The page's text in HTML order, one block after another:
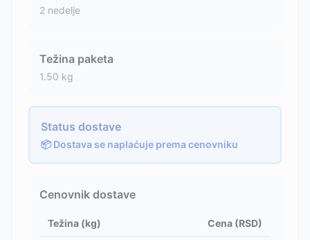
2 nedelje
Težina paketa
1.50 kg
Status dostave
📦 Dostava se naplaćuje prema cenovniku
Cenovnik dostave
Težina (kg) Cena (RSD)